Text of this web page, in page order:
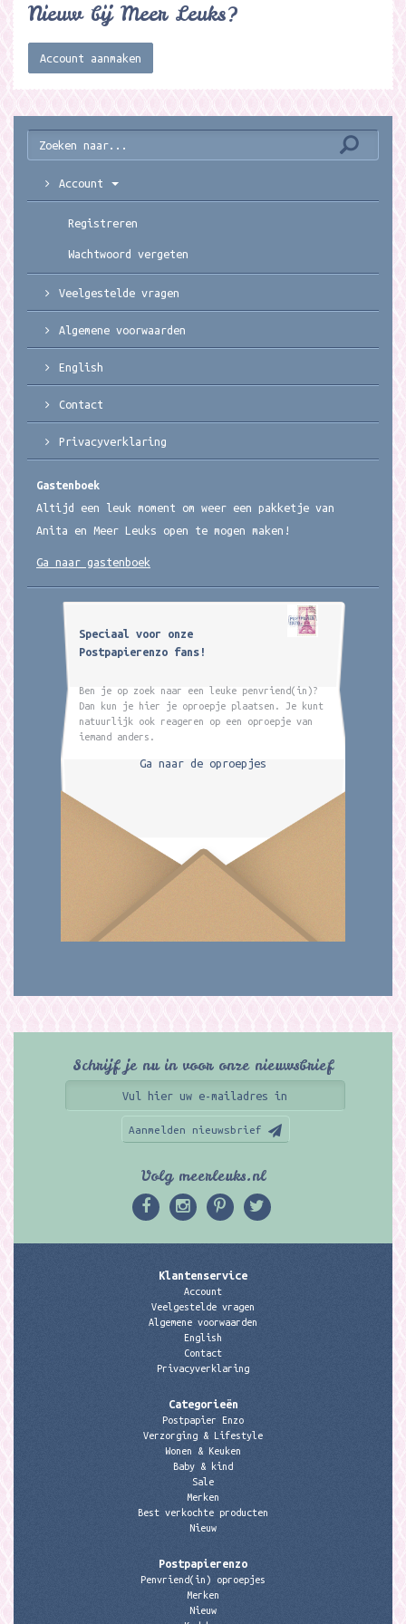
Nieuw bij Meer Leuks?
Account aanmaken
Account
Registreren
Wachtwoord vergeten
Veelgestelde vragen
Algemene voorwaarden
English
Contact
Privacyverklaring
Gastenboek
Altijd een leuk moment om weer een pakketje van
Anita en Meer Leuks open te mogen maken!
Ga naar gastenboek
Speciaal voor onze
Postpapierenzo fans!
Ben je op zoek naar een leuke penvriend(in)?
Dan kun je hier je oproepje plaatsen. Je kunt
natuurlijk ook reageren op een oproepje van
iemand anders.
Ga naar de oproepjes
Schrijf je nu in voor onze nieuwsbrief
Aanmelden nieuwsbrief
Volg meerleuks.nl
Klantenservice
Account
Veelgestelde vragen
Algemene voorwaarden
English
Contact
Privacyverklaring
Categorieën
Postpapier Enzo
Verzorging & Lifestyle
Wonen & Keuken
Baby & kind
Sale
Merken
Best verkochte producten
Nieuw
Postpapierenzo
Penvriend(in) oproepjes
Merken
Nieuw